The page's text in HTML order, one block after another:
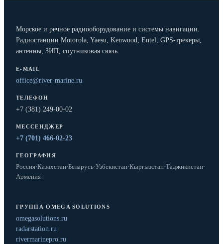
Морское и речное радиооборудование и системы навигации.
Радиостанции Motorola, Yaesu, Kenwood, Entel, GPS-трекеры,
антенны, ЗИП, спутниковая связь.
E-MAIL
office@river-marine.ru
ТЕЛЕФОН
+7 (381) 249-00-02
МЕССЕНДЖЕР
+7 (701) 466-02-23
ГЕОГРАФИЯ
Россия·Казахстан·Беларусь·Узбекистан·Кыргызстан·Таджикистан·
Армения
ГРУППА OMEGA SOLUTIONS
omegasolutions.ru
radarstation.ru
rivermarinepro.ru